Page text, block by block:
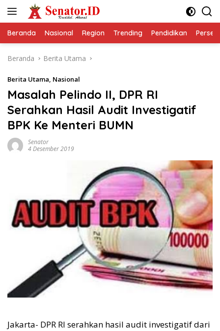
Beranda Nasional Region Trending Pendidikan
Beranda Berita Utama
Berita Utama, Nasional
Masalah Pelindo II, DPR RI
Serahkan Hasil Audit Investigatif
BPK Ke Menteri BUMN
Senator
4 Desember 2019
Jakarta- DPR RI serahkan hasil audit investigatif dari